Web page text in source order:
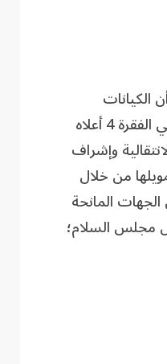
الكيانات
التشغيلية المشار إليها في الفقرة 4 أعلاه
وإشراف
من خلال
المانحة
مجلس السلام؛